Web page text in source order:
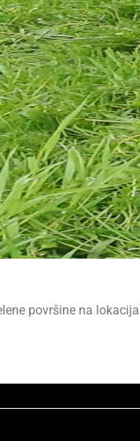
površine na